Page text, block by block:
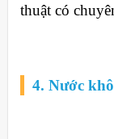
thuật có
4. Nước